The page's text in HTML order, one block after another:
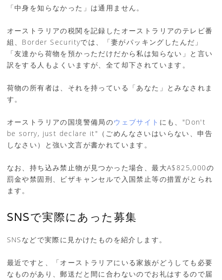
「中身を知らなかった」は通用ません。
オーストラリアの税関を記録したオーストラリアのテレビ番
組、Border Securityでは、「妻がパッキングしたんだ」
「友達から荷物を預かっただけだから私は知らない」と言い
訳をする人もよくいますが、全て却下されています。
荷物の所有者は、それを持っている「あなた」とみなされま
す。
オーストラリアの国境警備局のウェブサイト にも、"Don't
be sorry, just declare it"（ごめんなさいはいらない、申告
しなさい）と強い文言が書かれています。
なお、持ち込み禁止物が見つかった場合、最大A$825,000の
罰金や禁固刑、ビザキャンセルで入国禁止等の措置がとられ
ます。
SNSで実際にあった募集
SNSなどで実際に見かけたものを紹介します。
最近ですと、「オーストラリアにいる家族がどうしても必要
なものがあり、郵送だと間に合わないのでお礼はするので届